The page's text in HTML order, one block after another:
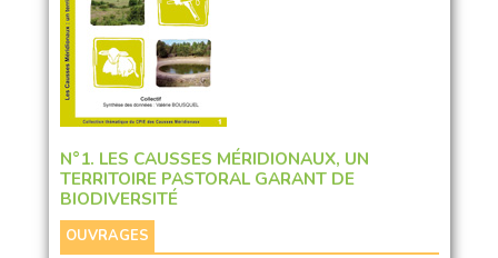
N°1. LES CAUSSES MÉRIDIONAUX, UN
TERRITOIRE PASTORAL GARANT DE
BIODIVERSITÉ
OUVRAGES